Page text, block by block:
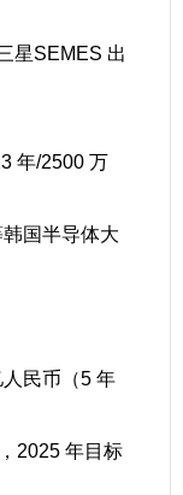
星SEMES 出
年/2500 万
国半导体大
民币（5 年
2025 年目标